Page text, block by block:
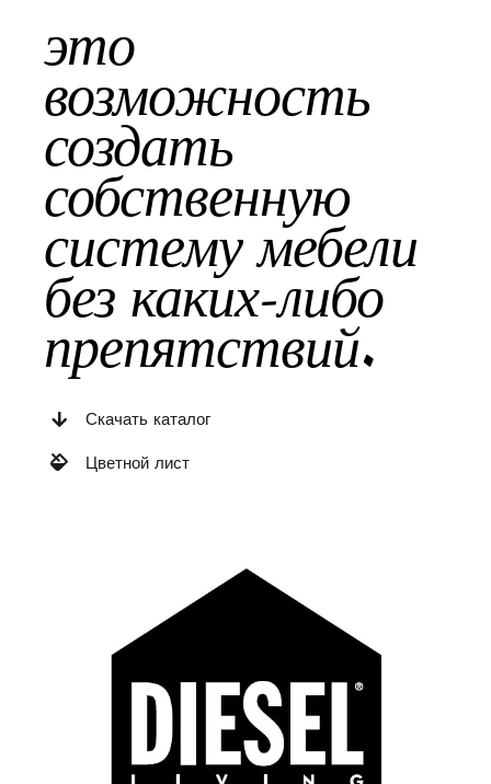
это
возможность
создать
собственную
систему мебели
без каких-либо
препятствий.
Скачать каталог
Цветной лист